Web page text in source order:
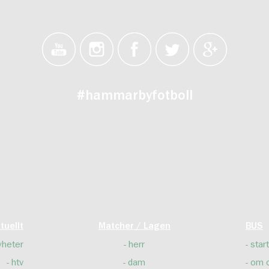
#hammarbyfotboll
htv
Matcher / Lagen
herr
dam
BUS
start
om